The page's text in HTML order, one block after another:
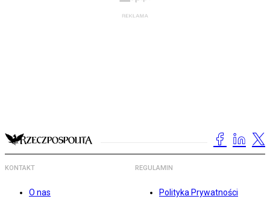
KONTAKT
O nas
REGULAMIN
Polityka Prywatności